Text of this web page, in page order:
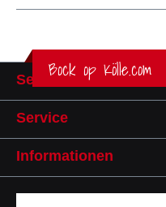
Bock op Kölle.com
Service-Hotline
Service
Informationen